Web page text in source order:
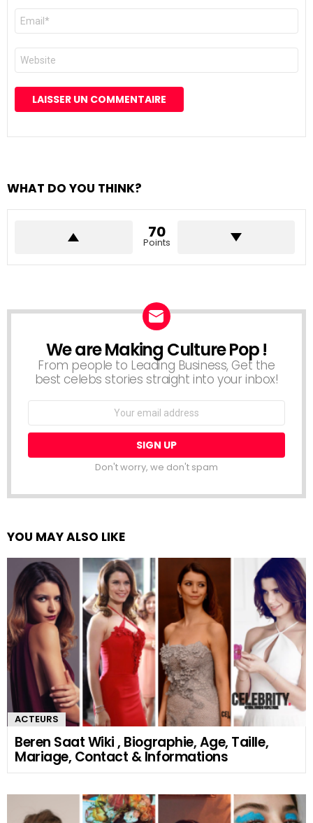
E-
mail
*
Site
web
WHAT DO YOU THINK?
70
Points
NEWSLETTER
We are Making Culture Pop !
From people to Leading Business, Get the
best celebs stories straight into your inbox!
Don't worry, we don't spam
YOU MAY ALSO LIKE
ACTEURS
Beren Saat Wiki , Biographie, Age, Taille,
Mariage, Contact & Informations